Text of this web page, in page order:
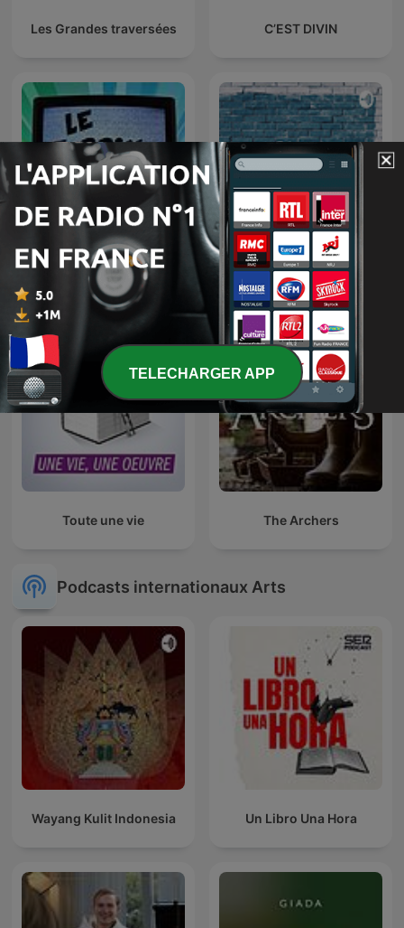
Les Grandes traversées C’EST DIVIN
Le Zapping Télé C’est possible
Toute une vie The Archers
Podcasts internationaux Arts
Wayang Kulit Indonesia Un Libro Una Hora
TELECHARGER APP